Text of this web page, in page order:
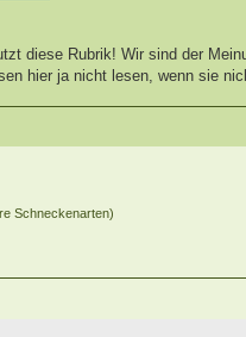
diese Rubrik! Wir sind der
hier ja nicht lesen, wenn sie
Schneckenarten)